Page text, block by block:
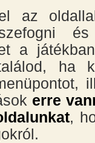
az
a
ha
erre
,